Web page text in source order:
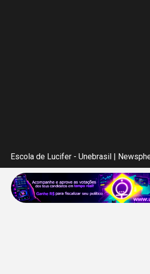
Escola de Lucifer - Unebrasil |